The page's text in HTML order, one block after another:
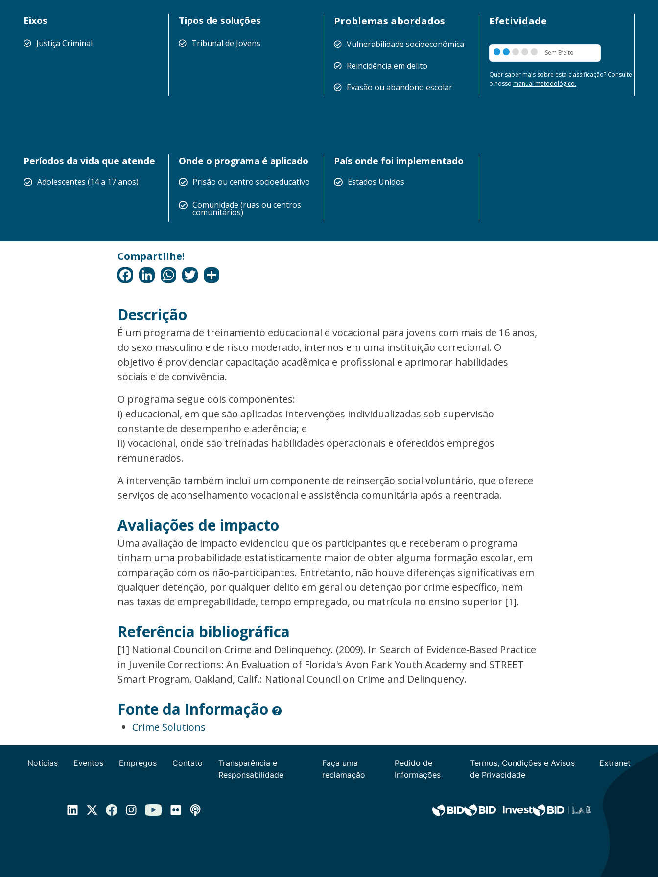
Eixos
Justiça Criminal
Tipos de soluções
Tribunal de Jovens
Problemas abordados
Vulnerabilidade socioeconômica
Reincidência em delito
Evasão ou abandono escolar
Efetividade
Sem Efeito
Quer saber mais sobre esta classificação? Consulte
o nosso manual metodológico.
Períodos da vida que atende
Adolescentes (14 a 17 anos)
Onde o programa é aplicado
Prisão ou centro socioeducativo
Comunidade (ruas ou centros
comunitários)
País onde foi implementado
Estados Unidos
Descrição
É um programa de treinamento educacional e vocacional para jovens com mais de 16 anos,
do sexo masculino e de risco moderado, internos em uma instituição correcional. O
objetivo é providenciar capacitação acadêmica e profissional e aprimorar habilidades
sociais e de convivência.
O programa segue dois componentes:
i) educacional, em que são aplicadas intervenções individualizadas sob supervisão
constante de desempenho e aderência; e
ii) vocacional, onde são treinadas habilidades operacionais e oferecidos empregos
remunerados.
A intervenção também inclui um componente de reinserção social voluntário, que oferece
serviços de aconselhamento vocacional e assistência comunitária após a reentrada.
Avaliações de impacto
Uma avaliação de impacto evidenciou que os participantes que receberam o programa
tinham uma probabilidade estatisticamente maior de obter alguma formação escolar, em
comparação com os não-participantes. Entretanto, não houve diferenças significativas em
qualquer detenção, por qualquer delito em geral ou detenção por crime específico, nem
nas taxas de empregabilidade, tempo empregado, ou matrícula no ensino superior [1].
Referência bibliográfica
[1] National Council on Crime and Delinquency. (2009). In Search of Evidence-Based Practice
in Juvenile Corrections: An Evaluation of Florida's Avon Park Youth Academy and STREET
Smart Program. Oakland, Calif.: National Council on Crime and Delinquency.
Fonte da Informação
Crime Solutions